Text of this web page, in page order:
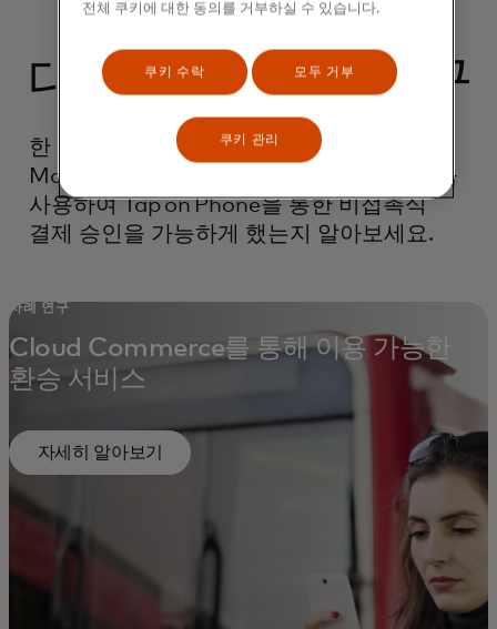
대중교통 사례 연구
한 지역 대중교통 서비스가 어떻게
Mastercard의 Cloud Commerce 솔루션을
사용하여 Tap on Phone을 통한 비접촉식
결제 승인을 가능하게 했는지 알아보세요.
사례 연구
Cloud Commerce를 통해 이용 가능한
환승 서비스
자세히 알아보기
전체 쿠키에 대한 동의를 거부하실 수 있습니다.
쿠키 수락 모두 거부
쿠키 관리